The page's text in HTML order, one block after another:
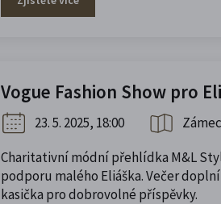
Vogue Fashion Show pro
23. 5. 2025, 18:00
Charitativní módní přehlídka M&L
podporu malého Eliáška. Večer
kasička pro dobrovolné příspěvky.